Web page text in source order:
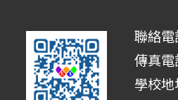
聯絡
傳真
學校